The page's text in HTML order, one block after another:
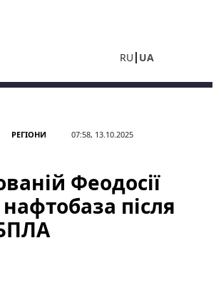
RU UA
РЕГІОНИ 07:58, 13.10.2025
Феодосії
після